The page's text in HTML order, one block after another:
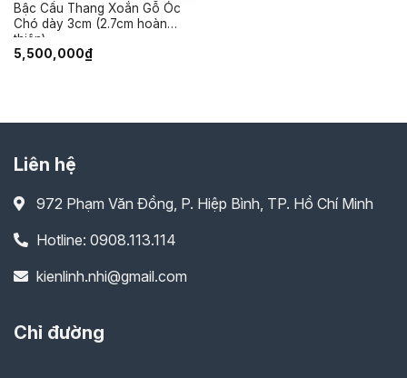
Bậc Cầu Thang Xoắn Gỗ Óc
Chó dày 3cm (2.7cm hoàn
thiện)
5,500,000₫
Liên hệ
972 Phạm Văn Đồng, P. Hiệp Bình, TP. Hồ Chí Minh
Hotline: 0908.113.114
kienlinh.nhi@gmail.com
Chỉ đường